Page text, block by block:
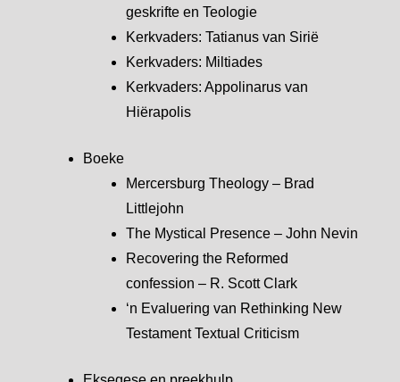
geskrifte en Teologie
Kerkvaders: Tatianus van Sirië
Kerkvaders: Miltiades
Kerkvaders: Appolinarus van
Hiërapolis
Boeke
Mercersburg Theology – Brad
Littlejohn
The Mystical Presence – John Nevin
Recovering the Reformed
confession – R. Scott Clark
‘n Evaluering van Rethinking New
Testament Textual Criticism